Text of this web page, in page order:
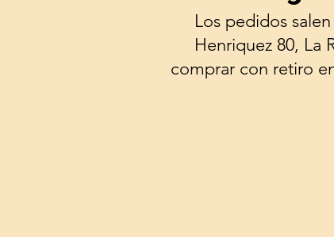
Los pedidos
Henriquez 80, La
comprar con retiro